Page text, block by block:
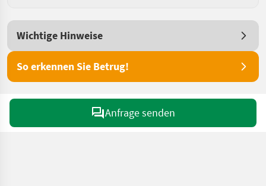
Wichtige Hinweise
So erkennen Sie Betrug!
Anfrage senden